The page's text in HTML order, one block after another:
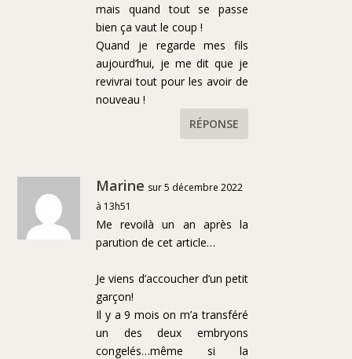
mais quand tout se passe
bien ça vaut le coup !
Quand je regarde mes fils
aujourd’hui, je me dit que je
revivrai tout pour les avoir de
nouveau !
RÉPONSE
Marine sur 5 décembre 2022
à 13h51
Me revoilà un an après la
parution de cet article…
Je viens d’accoucher d’un petit
garçon!
Il y a 9 mois on m’a transféré
un des deux embryons
congelés…même si la